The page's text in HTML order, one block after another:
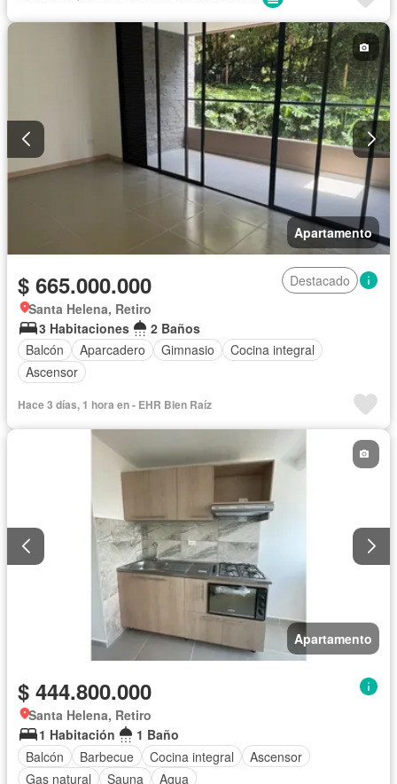
Apartamento
$ 665.000.000
Destacado
Santa Helena, Retiro
3 Habitaciones
2 Baños
Balcón
Aparcadero Gimnasio
Cocina integral
Ascensor
Hace 3 días, 1 hora en - EHR Bien Raíz
Apartamento
$ 444.800.000
Santa Helena, Retiro
1 Habitación
1 Baño
Balcón
Barbecue Cocina integral
Ascensor
Gas natural
Sauna Agua